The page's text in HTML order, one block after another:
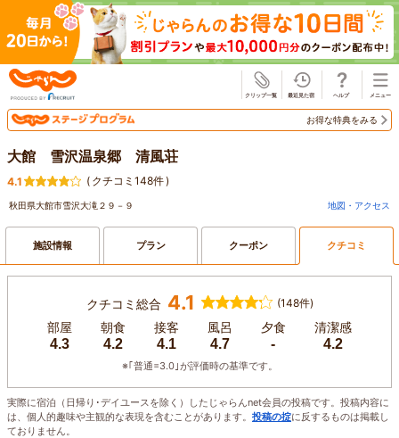
お得な特典をみる
大館 雪沢温泉郷 清風荘
4.1 ( クチコミ148件)
秋田県大館市雪沢大滝２９－９ 地図・アクセス
施設情報 プラン クーポン クチコミ
クチコミ総合 4.1 (148件)
部屋
4.3
朝食
4.2
接客
4.1
風呂
4.7
夕食
-
清潔感
4.2
※｢普通=3.0｣が評価時の基準です。
実際に宿泊（日帰り･デイユースを除く）したじゃらんnet会員の投稿です。投稿内容に
は、個人的趣味や主観的な表現を含むことがあります。 投稿の掟に反するものは掲載し
ておりません。